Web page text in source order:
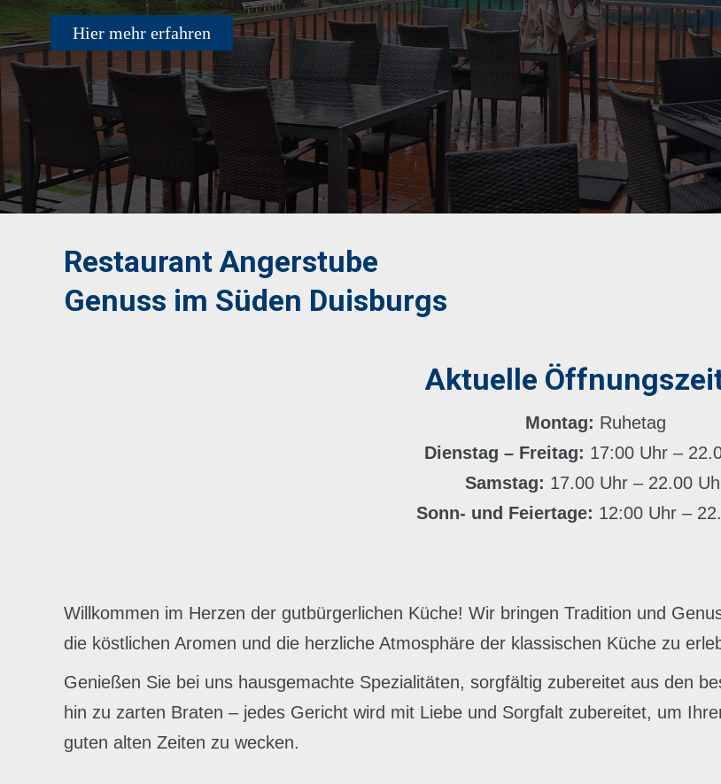
Hier mehr erfahren
Restaurant Angerstube
Genuss im Süden Duisburgs
Aktuelle
Montag: Ruhetag
Dienstag – Freitag: 17:00 Uhr –
Samstag: 17.00 Uhr – 22.00
Sonn- und Feiertage: 12:00 Uhr –
Willkommen im Herzen der gutbürgerlichen Küche! Wir bringen Tradition und
die köstlichen Aromen und die herzliche Atmosphäre der klassischen Küche zu
Genießen Sie bei uns hausgemachte Spezialitäten, sorgfältig zubereitet aus den
hin zu zarten Braten – jedes Gericht wird mit Liebe und Sorgfalt zubereitet, um
guten alten Zeiten zu wecken.